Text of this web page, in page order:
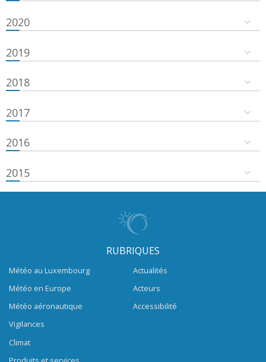
2020
2019
2018
2017
2016
2015
RUBRIQUES
Météo au Luxembourg
Météo en Europe
Météo aéronautique
Vigilances
Climat
Actualités
Acteurs
Accessibilité